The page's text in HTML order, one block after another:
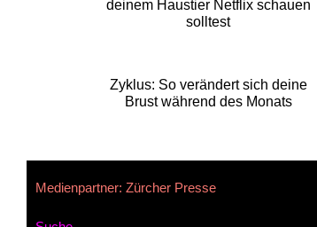
deinem Haustier Netflix schauen
solltest
Zyklus: So verändert sich deine
Brust während des Monats
Medienpartner: Zürcher Presse